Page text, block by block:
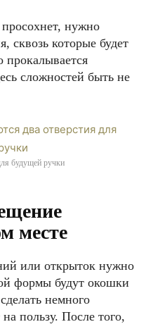
нужно
сквозь которые будет
прокалывается
сложностей быть не
будущей ручки
месте
или открыток нужно
формы будут окошки
немного
пользу. После того,